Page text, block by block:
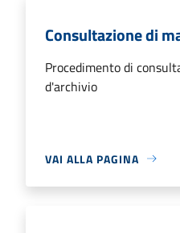
Consultazione di
Procedimento di
d'archivio
VAI ALLA PAGINA